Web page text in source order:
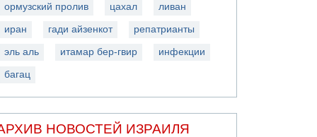
ормузский пролив цахал ливан
иран гади айзенкот репатрианты
эль аль итамар бер-гвир инфекции
багац
НОВОСТЕЙ ИЗРАИЛЯ